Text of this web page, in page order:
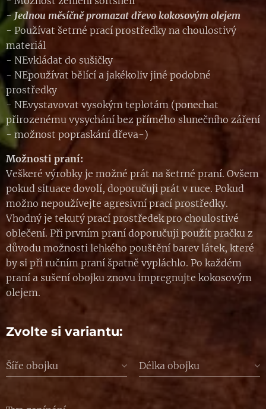
- Jednou měsíčně promazat dřevo kokosovým olejem
- Používat šetrné prací prostředky na choulostivý
materiál
- NEvkládat do sušičky
- NEpoužívat bělící a jakékoliv jiné podobné
prostředky
- NEvystavovat vysokým teplotám (ponechat
přirozenému vysychání bez přímého slunečního záření
- možnost popraskání dřeva-)
Možnosti praní:
Veškeré výrobky je možné prát na šetrné praní. Ovšem
pokud situace dovolí, doporučuji prát v ruce. Pokud
možno nepoužívejte agresivní prací prostředky.
Vhodný je tekutý prací prostředek pro choulostivé
oblečení. Při prvním praní doporučuji použít pračku z
důvodu možnosti lehkého pouštění barev látek, které
by si při ručním praní špatně vypláchlo. Po každém
praní a sušení obojku znovu impregnujte kokosovým
olejem.
Zvolte si variantu:
Šíře obojku Délka obojku